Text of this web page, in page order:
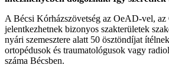
A Bécsi Kórházszövetség az OeAD-vel,
jelentkezhetnek bizonyos szakterületek
nyári szemesztere alatt 50 ösztöndíjat
ortopédusok és traumatológusok vagy
száma Bécsben.